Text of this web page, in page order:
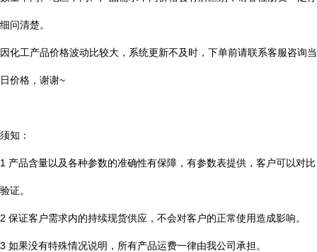
细问清楚。
因化工产品价格波动比较大，系统更新不及时，下单前请联系客服咨询当
日价格，谢谢~
须知：
1 产品含量以及各种参数的准确性有保障，有参数表提供，客户可以对比
验证。
2 保证客户需求内的持续现货供应，不会对客户的正常使用造成影响。
3 如果没有特殊情况说明，所有产品运费一律由我公司承担。